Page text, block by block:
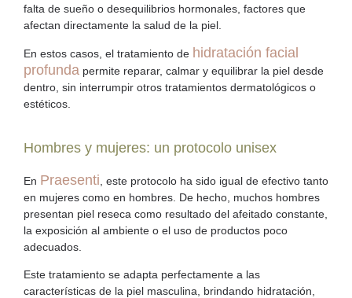
falta de sueño o desequilibrios hormonales, factores que
afectan directamente la salud de la piel.
En estos casos, el tratamiento de hidratación facial
profunda permite reparar, calmar y equilibrar la piel desde
dentro, sin interrumpir otros tratamientos dermatológicos o
estéticos.
Hombres y mujeres: un protocolo unisex
En Praesenti , este protocolo ha sido igual de efectivo tanto
en mujeres como en hombres. De hecho, muchos hombres
presentan piel reseca como resultado del afeitado constante,
la exposición al ambiente o el uso de productos poco
adecuados.
Este tratamiento se adapta perfectamente a las
características de la piel masculina, brindando hidratación,